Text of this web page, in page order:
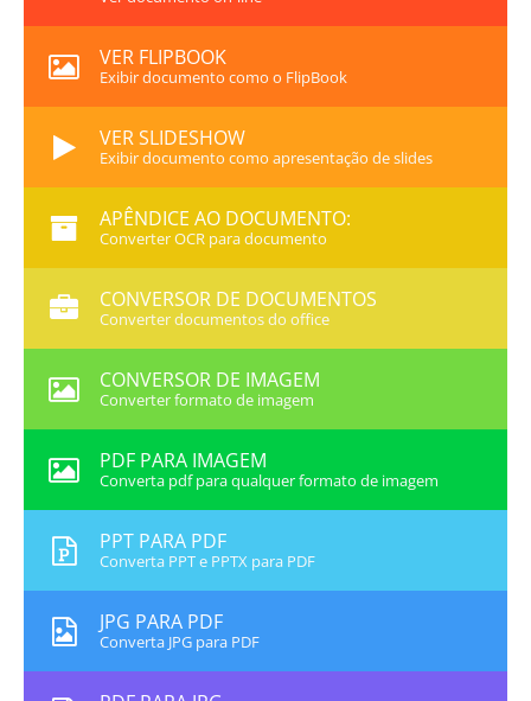
VER FLIPBOOK
Exibir documento como o FlipBook
VER SLIDESHOW
Exibir documento como apresentação de slides
APÊNDICE AO DOCUMENTO:
Converter OCR para documento
CONVERSOR DE DOCUMENTOS
Converter documentos do office
CONVERSOR DE IMAGEM
Converter formato de imagem
PDF PARA IMAGEM
Converta pdf para qualquer formato de imagem
PPT PARA PDF
Converta PPT e PPTX para PDF
JPG PARA PDF
Converta JPG para PDF